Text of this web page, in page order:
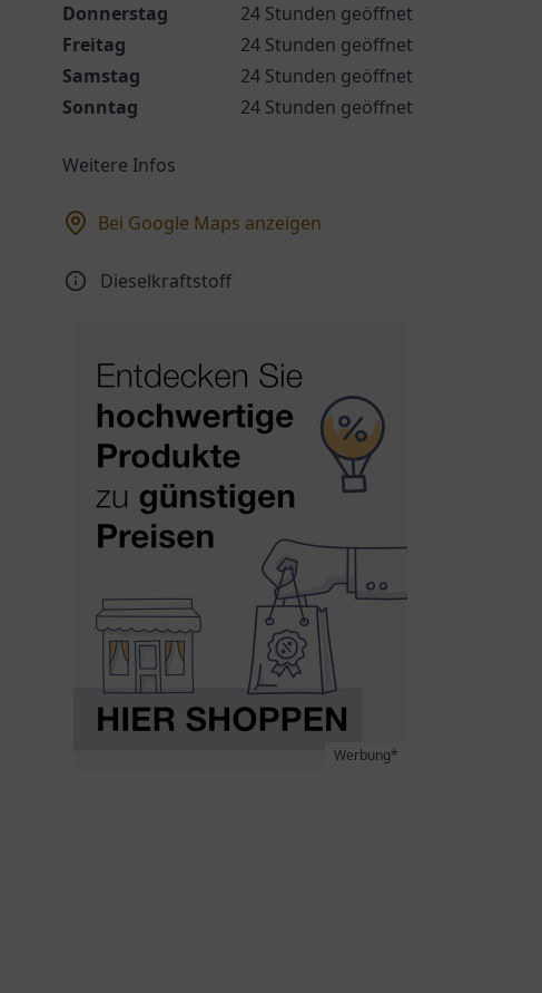
Donnerstag
24 Stunden geöffnet
Freitag
24 Stunden geöffnet
Samstag
24 Stunden geöffnet
Sonntag
24 Stunden geöffnet
Weitere Infos
Bei Google Maps anzeigen
Dieselkraftstoff
Werbung*